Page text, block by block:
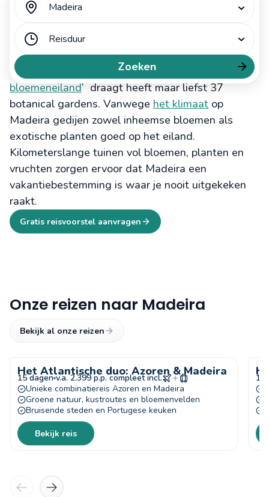
Madeira
Reisduur
Zoeken
Als natuurliefhebber kijk je je ogen uit opMadeira
Het eiland dat de romantische bijnaam ‘
bloemeneiland’ draagt heeft maar liefst 37
botanical gardens. Vanwege het klimaat op
Madeira gedijen zowel inheemse bloemen als
exotische planten goed op het eiland.
Kilometerslange tuinen vol bloemen, planten en
vruchten zorgen ervoor dat Madeira een
vakantiebestemming is waar je nooit uitgekeken
raakt.
Gratis reisvoorstel aanvragen
Onze reizen naar Madeira
Bekijk al onze reizen
Het Atlantische duo: Azoren & Madeira
15 dagen v.a. 2.399 p.p. compleet incl.
Unieke combinatiereis Azoren en Madeira
Groene natuur, kustroutes en bloemenvelden
Bruisende steden en Portugese keuken
Bekijk reis
11